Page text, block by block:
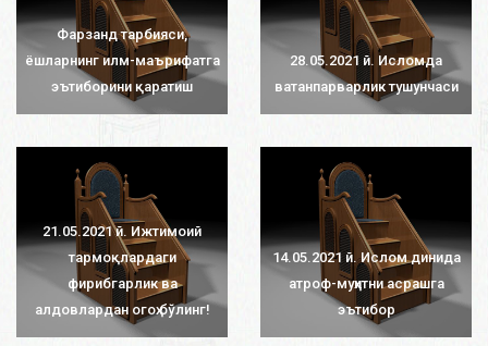
Фарзанд тарбияси,
ёшларнинг илм-маърифатга
эътиборини қаратиш
28.05.2021 й. Исломда
ватанпарварлик тушунчаси
21.05.2021 й. Ижтимоий
тармоқлардаги
фирибгарлик ва
алдовлардан огоҳ бўлинг!
14.05.2021 й. Ислом динида
атроф-муҳитни асрашга
эътибор